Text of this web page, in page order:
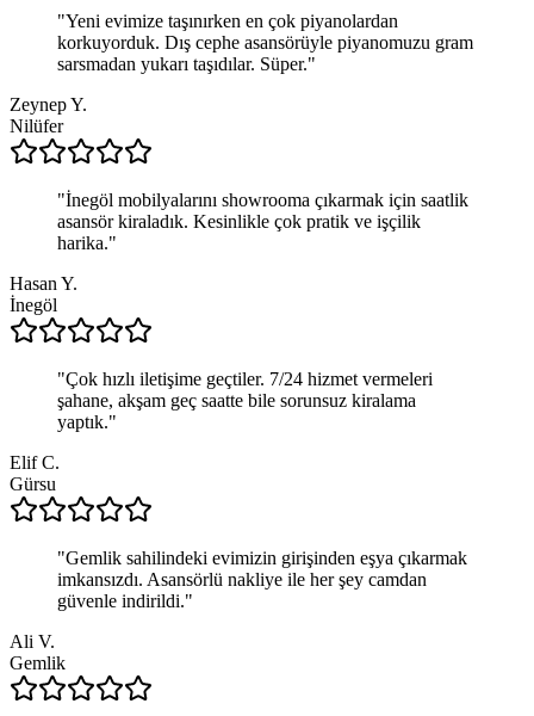
"Yeni evimize taşınırken en çok piyanolardan
korkuyorduk. Dış cephe asansörüyle piyanomuzu gram
sarsmadan yukarı taşıdılar. Süper."
Zeynep Y.
Nilüfer
"İnegöl mobilyalarını showrooma çıkarmak için saatlik
asansör kiraladık. Kesinlikle çok pratik ve işçilik
harika."
Hasan Y.
İnegöl
"Çok hızlı iletişime geçtiler. 7/24 hizmet vermeleri
şahane, akşam geç saatte bile sorunsuz kiralama
yaptık."
Elif C.
Gürsu
"Gemlik sahilindeki evimizin girişinden eşya çıkarmak
imkansızdı. Asansörlü nakliye ile her şey camdan
güvenle indirildi."
Ali V.
Gemlik